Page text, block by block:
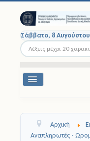
Σάββατο, 8
Αναζήτηση...
Εναλλαγή
Σχολικές Μονάδες
Αρχική
Αναπληρωτές -